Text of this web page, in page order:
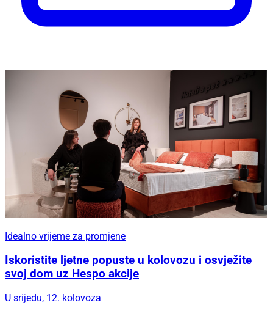
Idealno vrijeme za promjene
Iskoristite ljetne popuste u kolovozu i osvježite
svoj dom uz Hespo akcije
U srijedu, 12. kolovoza